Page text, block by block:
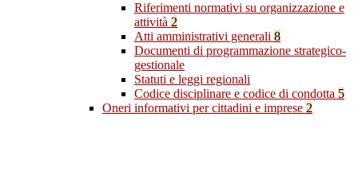
Riferimenti normativi su organizzazione e
attività 2
Atti amministrativi generali 8
Documenti di programmazione strategico-
gestionale
Statuti e leggi regionali
Codice disciplinare e codice di condotta 5
Oneri informativi per cittadini e imprese 2